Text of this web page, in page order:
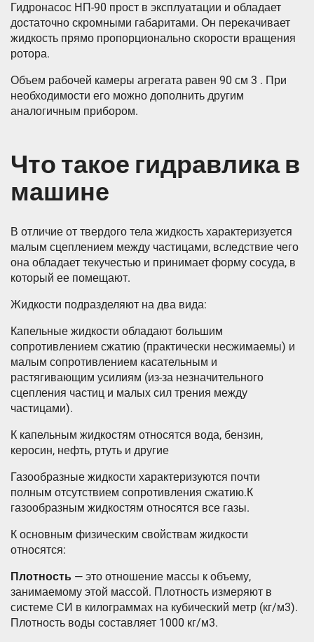
Гидронасос НП-90 прост в эксплуатации и обладает
достаточно скромными габаритами. Он перекачивает
жидкость прямо пропорционально скорости вращения
ротора.
Объем рабочей камеры агрегата равен 90 см 3 . При
необходимости его можно дополнить другим
аналогичным прибором.
Что такое гидравлика в
машине
В отличие от твердого тела жидкость характеризуется
малым сцеплением между частицами, вследствие чего
она обладает текучестью и принимает форму сосуда, в
который ее помещают.
Жидкости подразделяют на два вида:
Капельные жидкости обладают большим
сопротивлением сжатию (практически несжимаемы) и
малым сопротивлением касательным и
растягивающим усилиям (из-за незначительного
сцепления частиц и малых сил трения между
частицами).
К капельным жидкостям относятся вода, бензин,
керосин, нефть, ртуть и другие
Газообразные жидкости характеризуются почти
полным отсутствием сопротивления сжатию.К
газообразным жидкостям относятся все газы.
К основным физическим свойствам жидкости
относятся:
Плотность — это отношение массы к объему,
занимаемому этой массой. Плотность измеряют в
системе СИ в килограммах на кубический метр (кг/м3).
Плотность воды составляет 1000 кг/м3.